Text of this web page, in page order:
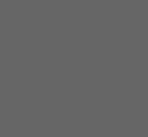
der Zugriff auf diese Inhalte keiner manuellen